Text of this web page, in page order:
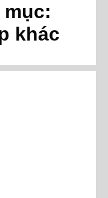
khác